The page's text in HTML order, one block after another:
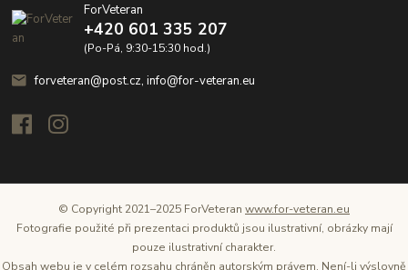
ForVeteran
+420 601 335 207
(Po-Pá, 9:30-15:30 hod.)
forveteran@post.cz, info@for-veteran.eu
© Copyright 2021–2025 ForVeteran www.for-veteran.eu
Fotografie použité při prezentaci produktů jsou ilustrativní, obrázky mají
pouze ilustrativní charakter.
Obsah webu je v celém rozsahu chráněn autorským právem. Není-li výslovně